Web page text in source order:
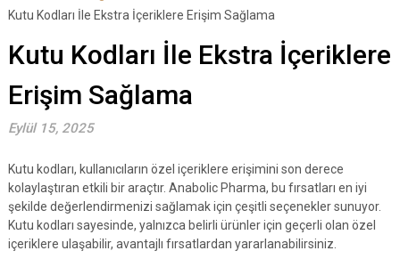
Kutu Kodları İle Ekstra İçeriklere Erişim Sağlama
Kutu Kodları İle Ekstra İçeriklere
Erişim Sağlama
Eylül 15, 2025
Kutu kodları, kullanıcıların özel içeriklere erişimini son derece
kolaylaştıran etkili bir araçtır. Anabolic Pharma, bu fırsatları en iyi
şekilde değerlendirmenizi sağlamak için çeşitli seçenekler sunuyor.
Kutu kodları sayesinde, yalnızca belirli ürünler için geçerli olan özel
içeriklere ulaşabilir, avantajlı fırsatlardan yararlanabilirsiniz.